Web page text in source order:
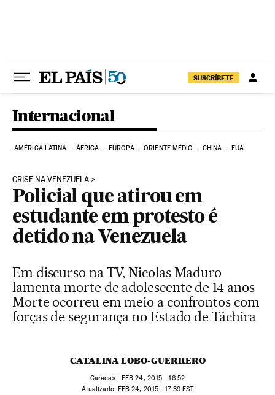
SUSCRÍBETE
Internacional
AMÉRICA LATINA ÁFRICA EUROPA ORIENTE MÉDIO CHINA EUA
CRISE NA VENEZUELA
Policial que atirou em
estudante em protesto é
detido na Venezuela
Em discurso na TV, Nicolas Maduro
lamenta morte de adolescente de 14 anos
Morte ocorreu em meio a confrontos com
forças de segurança no Estado de Táchira
CATALINA LOBO-GUERRERO
Caracas - FEB 24, 2015 - 16:52
atualizado: FEB 24, 2015 - 17:39EST